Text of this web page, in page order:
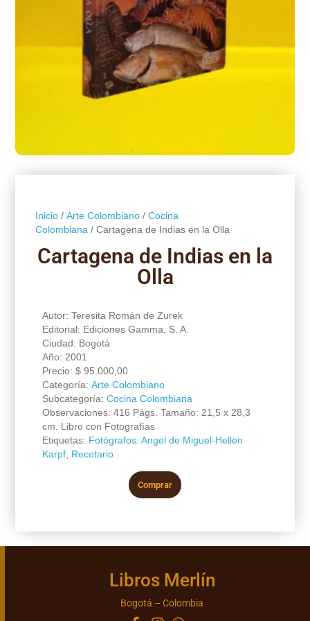
Inicio/ Arte Colombiano/ Cocina
Colombiana / Cartagena de Indias en la Olla
Cartagena de Indias en la
Olla
Autor: Teresita Román de Zurek
Editorial: Ediciones Gamma, S. A.
Ciudad: Bogotá
Año: 2001
Precio: $95.000,00
Categoría: Arte Colombiano
Subcategoría: Cocina Colombiana
Observaciones: 416 Págs. Tamaño: 21,5 x 28,3
cm. Libro con Fotografías
Etiquetas: Fotógrafos: Angel de Miguel-Hellen
Karpf, Recetario
Comprar
Libros Merlín
Bogotá – Colombia